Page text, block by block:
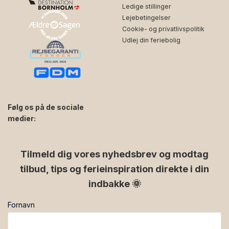
Følg os på de sociale
medier:
Ledige stillinger
Lejebetingelser
Cookie- og privatlivspolitik
Udlej din feriebolig
Tilmeld dig vores nyhedsbrev og modtag
tilbud, tips og ferieinspiration direkte i din
indbakke 🌞
Fornavn